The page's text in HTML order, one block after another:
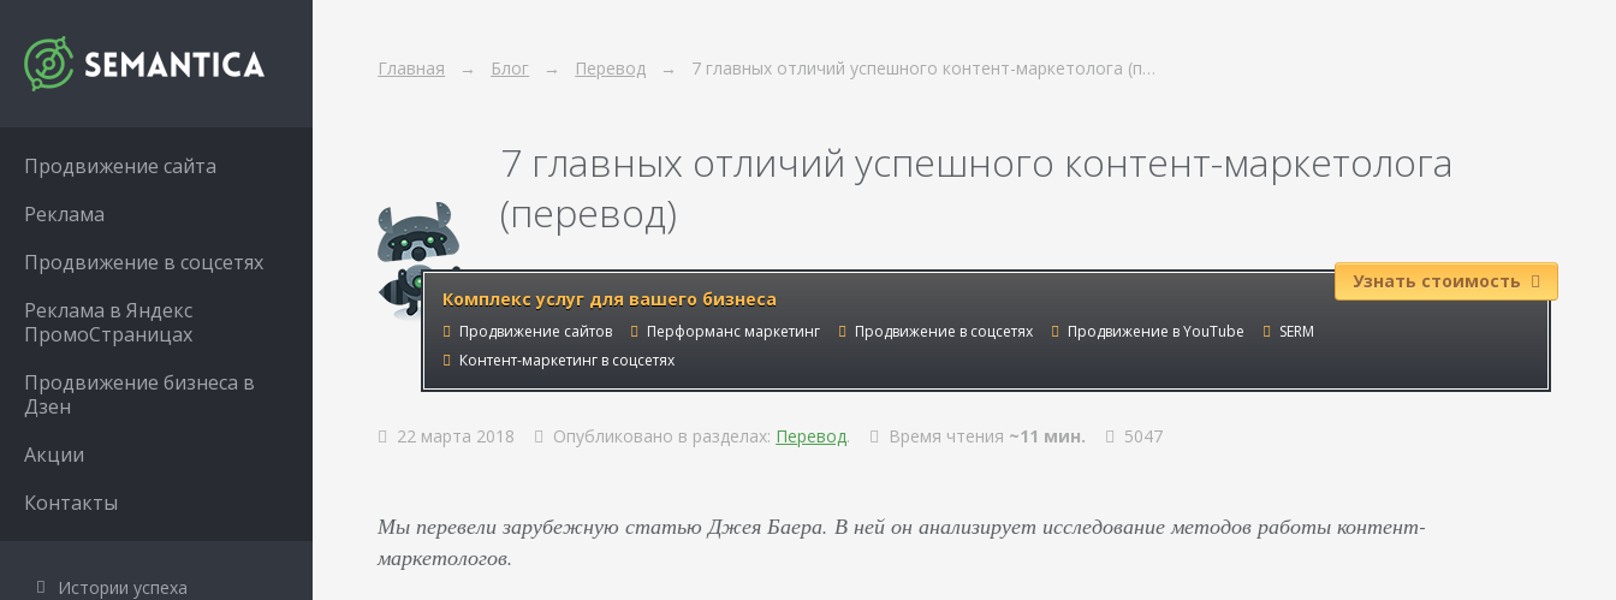
Главная Блог Перевод 7 главных отличий успешного контент-маркетолога (п…
7 главных отличий успешного контент-маркетолога
(перевод)
Комплекс услуг для вашего бизнеса
Продвижение сайтов Перформанс маркетинг Продвижение в соцсетях Продвижение в YouTube
SERM
Контент-маркетинг в соцсетях
Узнать стоимость
22 марта 2018 Опубликовано в разделах: Перевод. Время чтения ~11 мин. 5047
Мы перевели зарубежную статью Джея Баера. В ней он анализирует исследование методов работы контент-
маркетологов.
Продвижение сайта
Реклама
Продвижение в соцсетях
Реклама в Яндекс
ПромоСтраницах
Продвижение бизнеса в
Дзен
Акции
Контакты
Истории успеха